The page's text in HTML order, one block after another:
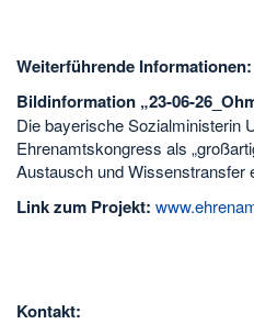
Weiterführende Informationen:
Bildinformation „23-06-
Die bayerische Sozialministerin
Ehrenamtskongress als
Austausch und Wissenstransfer
Link zum Projekt:
Kontakt: